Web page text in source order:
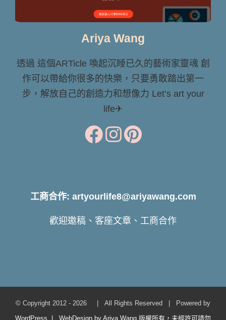
Ariya Wang
透過 這個ARTicle 喚起沉睡已久的藝術家靈魂 創
作可以帶給你很多的快樂，只要勇敢踏出第一
步，解放自己的創造力和想像力 Let’s art your
life✈
工商合作: artyourlife8@ariyawang.com
歡迎邀稿、客座文章、工商合作
© Copyright 2012 - 2026 | All Rights Reserved | Powered by
WordPress | WebDesign by Ariya Wang 版權所有，未經許可請勿